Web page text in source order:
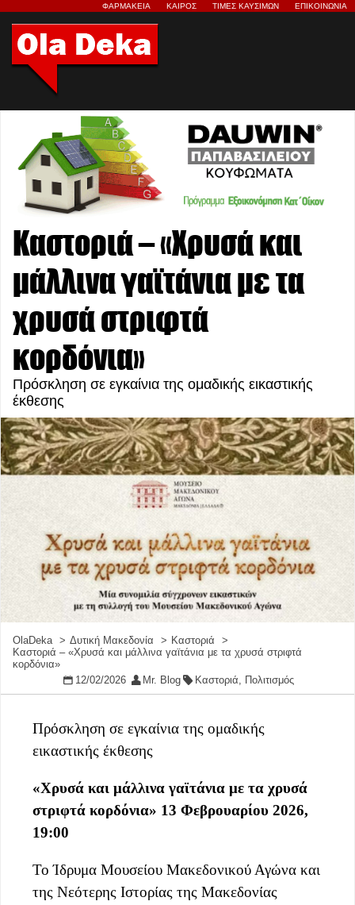
ΦΑΡΜΑΚΕΙΑ ΚΑΙΡΟΣ ΤΙΜΕΣ ΚΑΥΣΙΜΩΝ ΕΠΙΚΟΙΝΩΝΙΑ
Καστοριά – «Χρυσά και
μάλλινα γαϊτάνια με τα
χρυσά στριφτά
κορδόνια»
Πρόσκληση σε εγκαίνια της ομαδικής εικαστικής
έκθεσης
OlaDeka Δυτική Μακεδονία
Καστοριά
Καστοριά – «Χρυσά και μάλλινα γαϊτάνια με τα χρυσά στριφτά
κορδόνια»
12/02/2026
Mr. Blog Καστοριά Πολιτισμός
Πρόσκληση σε εγκαίνια της ομαδικής
εικαστικής έκθεσης
«Χρυσά και μάλλινα γαϊτάνια με τα χρυσά
στριφτά κορδόνια» 13 Φεβρουαρίου 2026,
19:00
Το Ίδρυμα Μουσείου Μακεδονικού Αγώνα και
της Νεότερης Ιστορίας της Μακεδονίας